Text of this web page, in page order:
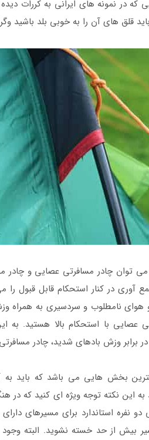
که در نمونه های ایرانی به کررات
قلق های آن را به خوبی بلد باشید
توان چادر مسافرتی عصایی و چادر
آوری در کنار استحکام قابل قبول
هوای نامطلوب و سردسیری به همراه
عصایی با استحکام بالا هستید.
برابر وزش بادهای شدید، چادر
بخش هایی می باشد که باید
این نکته توجه ویژه ای کنید که در
نفره استاندارد برای مسیرهای
بیش از حد خسته نشوید. البته